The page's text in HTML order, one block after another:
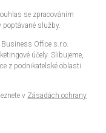
se zpracováním
služby.
Office s.r.o.
účely. Slibujeme,
z podnikatelské oblasti
v Zásadách ochrany